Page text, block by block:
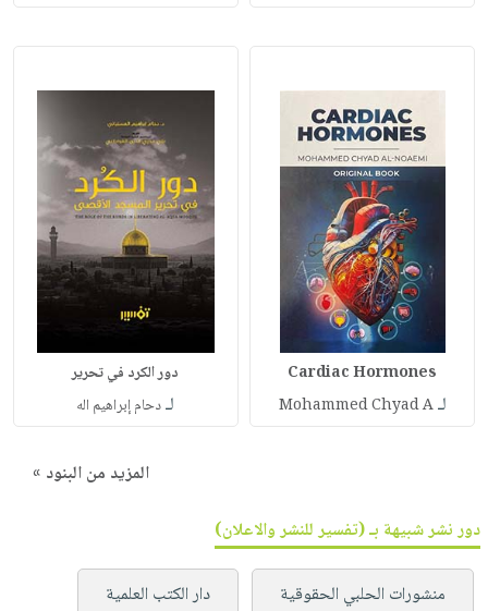
Cardiac Hormones
لـMohammed Chyad A
دور الكرد في تحرير
لـدحام إبراهيم اله
المزيد من البنود »
دور نشر شبيهة بـ (تفسير للنشر والاعلان)
منشورات الحلبي الحقوقية دار الكتب العلمية